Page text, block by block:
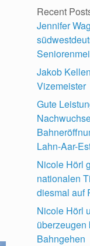
Recent
Jennifer
Jakob
Vizemeister
Gute
Lahn-Aar-
Nicole Hörl
nationalen
diesmal auf
Nicole Hörl
Bahngehen